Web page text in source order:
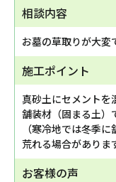
相談内容
お墓の草取りが大変
施工ポイント
真砂土にセメントを
舗装材（固まる土）
（寒冷地では冬季
荒れる場合がありま
お客様の声